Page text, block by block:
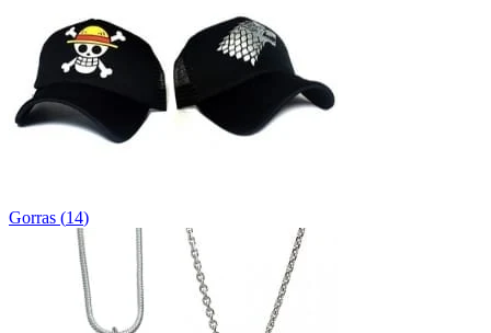
Gorras (14)